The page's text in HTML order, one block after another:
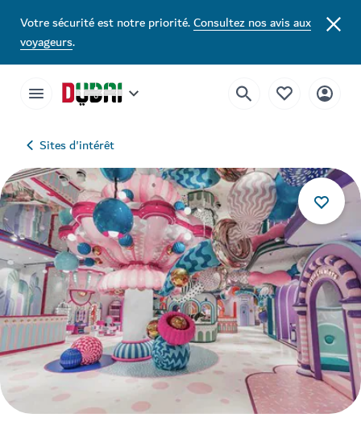
Votre sécurité est notre priorité.Consultez nos avis aux
voyageurs.
Sites d'intérêt